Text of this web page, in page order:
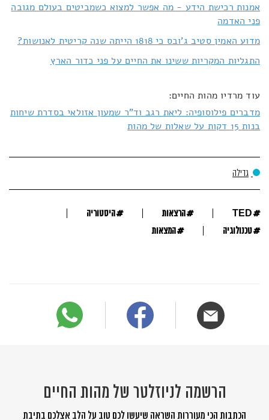
אמנות רכישת הידע - מה אפשר למצוא כשמביטים בעולם מגובה
פני האדמה
מדוע האמין סטיב ג'ובס כי 1818 הייתה שנה קריטית לאנושות?
התגליות המקריות ששינו את החיים על פני כדור הארץ
עוד מרדיו מהות החיים:
מדברים פילוסופיה: ליאת רגב וד"ר שמעון אזולאי בסדרת שיחות
בנות 15 דקות על שאלות של מהות
גדילה
#
TED
#הרצאות #היסטוריה
#טכנולוגיה #המצאות
הרשמה לניוזלטר של מהות החיים
הכתבות הכי מעוררות השראה שיעשו לכם טוב על הלב אצלכם בתיבת